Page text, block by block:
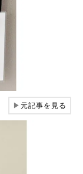
▶元記事を見る